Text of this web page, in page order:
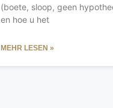
(boete, sloop, geen
en hoe u het
MEHR LESEN »